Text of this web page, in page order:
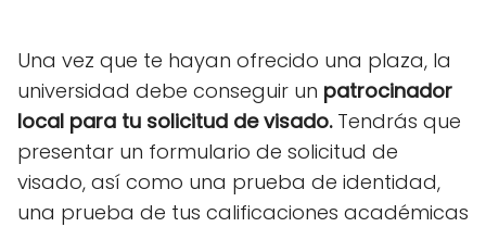
Una vez que te hayan ofrecido una plaza, la
universidad debe conseguir un patrocinador
local para tu solicitud de visado.Tendrás que
presentar un formulario de solicitud de
visado, así como una prueba de identidad,
una prueba de tus calificaciones académicas